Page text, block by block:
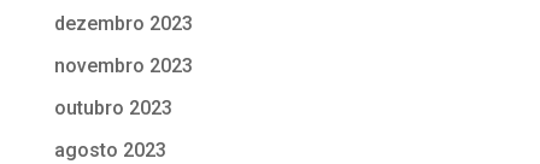
dezembro 2023
novembro 2023
outubro 2023
agosto 2023